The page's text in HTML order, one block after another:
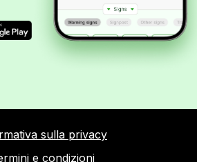
sulla privacy
e condizioni